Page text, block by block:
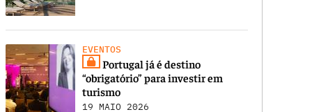
EVENTOS
Portugal já é destino
“obrigatório” para investir em
turismo
19 MAIO 2026